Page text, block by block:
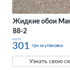
Жидкие обои
88-2
цена
301 грн за упаковка
Узнать свою